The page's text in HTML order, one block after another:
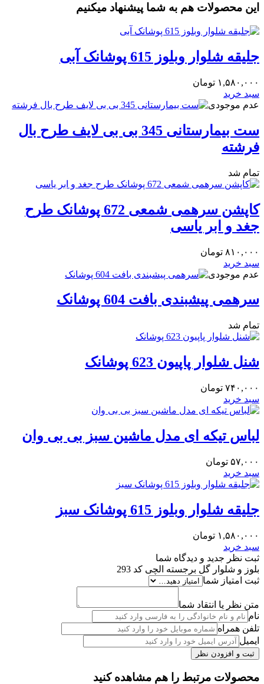
این محصولات هم به شما پیشنهاد میکنیم
جلیقه شلوار وبلوز 615 پوشانک آبی
۱,۵۸۰,۰۰۰ تومان
سبد خرید
عدم موجودی
ست بیمارستانی 345 بی بی لایف طرح بال
فرشته
تمام شد
کاپشن سرهمی شمعی 672 پوشانک طرح
جغد و ابر یاسی
۸۱۰,۰۰۰ تومان
سبد خرید
عدم موجودی
سرهمی پیشبندی بافت 604 پوشانک
تمام شد
شنل شلوار پاپیون 623 پوشانک
۷۴۰,۰۰۰ تومان
سبد خرید
لباس تیکه ای مدل ماشین سبز بی بی وان
۵۷,۰۰۰ تومان
سبد خرید
جلیقه شلوار وبلوز 615 پوشانک سبز
۱,۵۸۰,۰۰۰ تومان
سبد خرید
ثبت نظر جدید و دیدگاه شما
بلوز و شلوار گل برجسته الچی کد 293
ثبت امتیاز شما
متن نظر یا انتقاد شما
نام
تلفن همراه
ایمیل
محصولات مرتبط را هم مشاهده کنید